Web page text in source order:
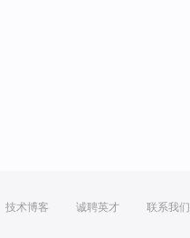
技术博客 诚聘英才 联系我们